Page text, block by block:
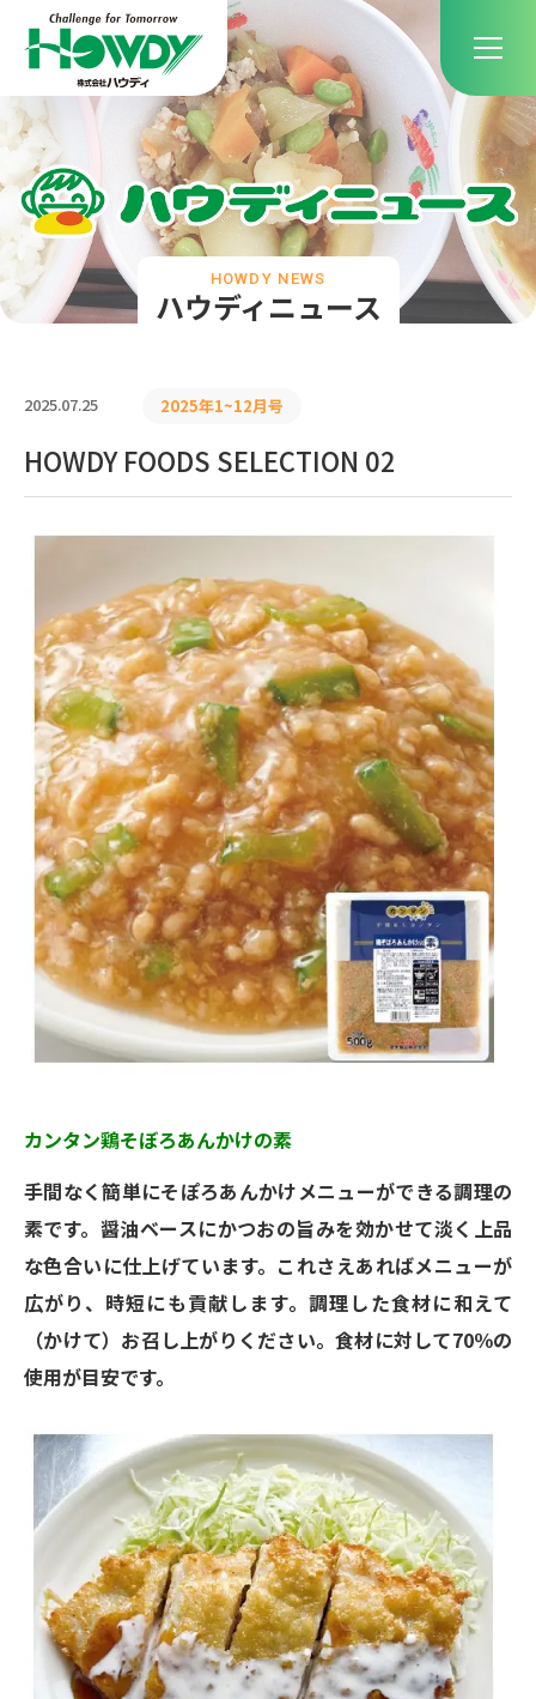
ハウディニュース
HOWDY NEWS
2025.07.25 2025年1~12月号
HOWDY FOODS SELECTION 02
カンタン鶏そぼろあんかけの素
手間なく簡単にそぽろあんかけメニューができる調理の
素です。醤油ベースにかつおの旨みを効かせて淡く上品
な色合いに仕上げています。これさえあればメニューが
広がり、時短にも貢献します。調理した食材に和えて
（かけて）お召し上がりください。食材に対して70％の
使用が目安です。